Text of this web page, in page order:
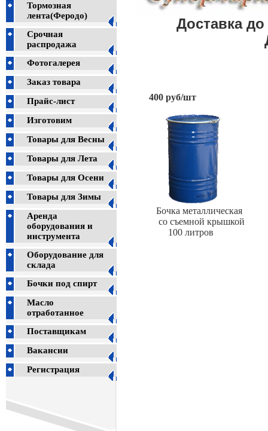
Тормозная
лента(Феродо)
Срочная
распродажа
Фотогалерея
Заказ товара
Прайс-лист
Изготовим
Товары для Весны
Товары для Лета
Товары для Осени
Товары для Зимы
Аренда
оборудования и
инструмента
Оборудование для
склада
Бочки под спирт
Масло
отработанное
Поставщикам
Вакансии
Регистрация
Доставка
400 руб/шт
Бочка металлическая
со съемной
100 литров